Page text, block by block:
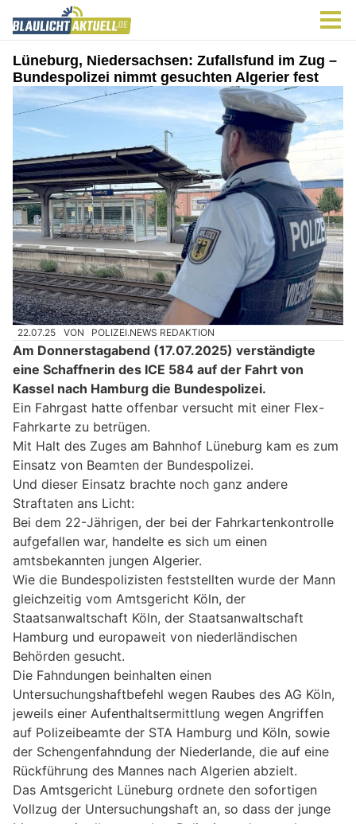
Lüneburg, Niedersachsen: Zufallsfund im Zug –
Bundespolizei nimmt gesuchten Algerier fest
22.07.25 VON POLIZEI.NEWS REDAKTION
Am Donnerstagabend (17.07.2025) verständigte
eine Schaffnerin des ICE 584 auf der Fahrt von
Kassel nach Hamburg die Bundespolizei.
Ein Fahrgast hatte offenbar versucht mit einer Flex-
Fahrkarte zu betrügen.
Mit Halt des Zuges am Bahnhof Lüneburg kam es zum
Einsatz von Beamten der Bundespolizei.
Und dieser Einsatz brachte noch ganz andere
Straftaten ans Licht:
Bei dem 22-Jährigen, der bei der Fahrkartenkontrolle
aufgefallen war, handelte es sich um einen
amtsbekannten jungen Algerier.
Wie die Bundespolizisten feststellten wurde der Mann
gleichzeitig vom Amtsgericht Köln, der
Staatsanwaltschaft Köln, der Staatsanwaltschaft
Hamburg und europaweit von niederländischen
Behörden gesucht.
Die Fahndungen beinhalten einen
Untersuchungshaftbefehl wegen Raubes des AG Köln,
jeweils einer Aufenthaltsermittlung wegen Angriffen
auf Polizeibeamte der STA Hamburg und Köln, sowie
der Schengenfahndung der Niederlande, die auf eine
Rückführung des Mannes nach Algerien abzielt.
Das Amtsgericht Lüneburg ordnete den sofortigen
Vollzug der Untersuchungshaft an, so dass der junge